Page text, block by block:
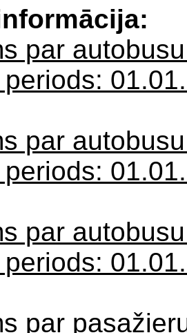
par
par
par
par